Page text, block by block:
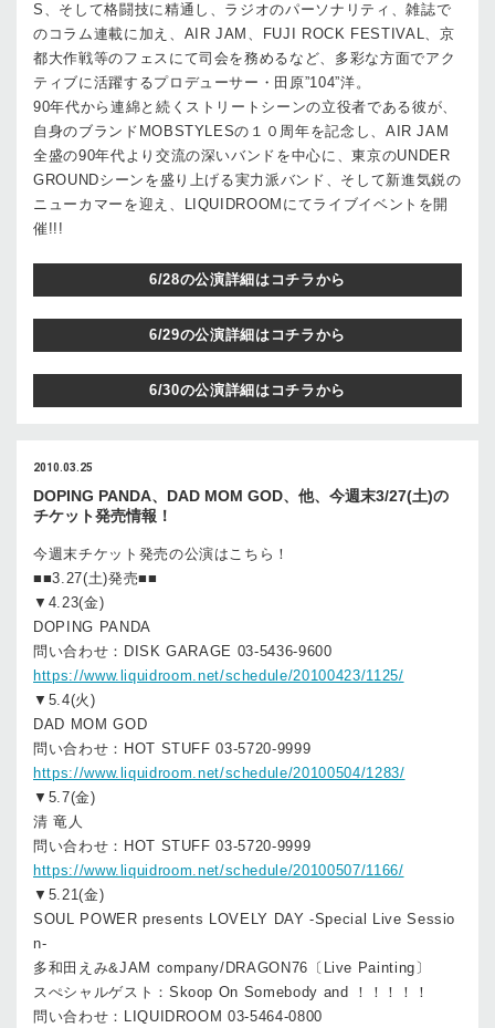
S、そして格闘技に精通し、ラジオのパーソナリティ、雑誌で
のコラム連載に加え、AIR JAM、FUJI ROCK FESTIVAL、京
都大作戦等のフェスにて司会を務めるなど、多彩な方面でアク
ティブに活躍するプロデューサー・田原”104”洋。
90年代から連綿と続くストリートシーンの立役者である彼が、
自身のブランドMOBSTYLESの１０周年を記念し、AIR JAM
全盛の90年代より交流の深いバンドを中心に、東京のUNDER
GROUNDシーンを盛り上げる実力派バンド、そして新進気鋭の
ニューカマーを迎え、LIQUIDROOMにてライブイベントを開
催!!!
6/28の公演詳細はコチラから
6/29の公演詳細はコチラから
6/30の公演詳細はコチラから
2010.03.25
DOPING PANDA、DAD MOM GOD、他、今週末3/27(土)の
チケット発売情報！
今週末チケット発売の公演はこちら！
■■3.27(土)発売■■
▼4.23(金)
DOPING PANDA
問い合わせ：DISK GARAGE 03-5436-9600
https://www.liquidroom.net/schedule/20100423/1125/
▼5.4(火)
DAD MOM GOD
問い合わせ：HOT STUFF 03-5720-9999
https://www.liquidroom.net/schedule/20100504/1283/
▼5.7(金)
清 竜人
問い合わせ：HOT STUFF 03-5720-9999
https://www.liquidroom.net/schedule/20100507/1166/
▼5.21(金)
SOUL POWER presents LOVELY DAY -Special Live Sessio
n-
多和田えみ&JAM company/DRAGON76〔Live Painting〕
スぺシャルゲスト：Skoop On Somebody and ！！！！！
問い合わせ：LIQUIDROOM 03-5464-0800